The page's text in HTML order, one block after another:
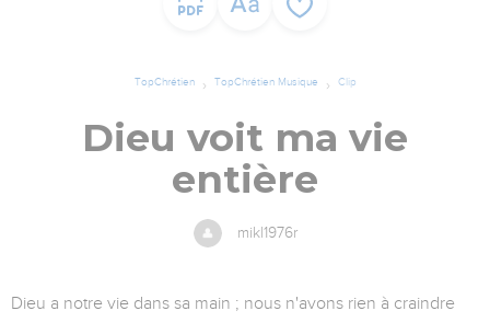
TopChrétien TopChrétien Musique Clip
Dieu voit ma vie
entière
mikl1976r
Dieu a notre vie dans sa main ; nous n'avons rien à craindre